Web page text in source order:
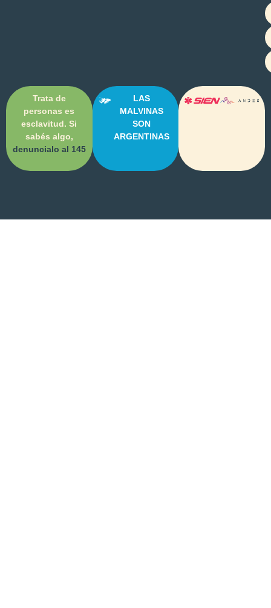
Trata de
personas es
esclavitud. Si
sabés algo,
denuncialo al 145
LAS
MALVINAS
SON
ARGENTINAS